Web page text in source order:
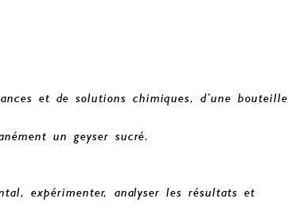
et de solutions chimiques, d’une bouteille
un geyser sucré.
expérimenter, analyser les résultats et